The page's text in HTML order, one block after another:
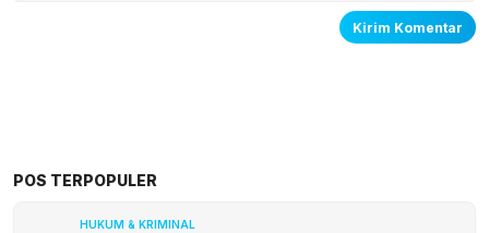
POS TERPOPULER
HUKUM & KRIMINAL